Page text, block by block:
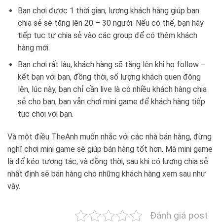
Bạn chơi được 1 thời gian, lượng khách hàng giúp bạn
chia sẻ sẽ tăng lên 20 – 30 người. Nếu có thể, bạn hãy
tiếp tục tự chia sẻ vào các group để có thêm khách
hàng mới.
Bạn chơi rất lâu, khách hàng sẽ tăng lên khi họ follow –
kết bạn với bạn, đồng thời, số lượng khách quen đông
lên, lúc này, bạn chỉ cần live là có nhiều khách hàng chia
sẻ cho bạn, bạn vẫn chơi mini game để khách hàng tiếp
tục chơi với bạn.
Và một điều TheAnh muốn nhắc với các nhà bán hàng, đừng
nghĩ chơi mini game sẽ giúp bán hàng tốt hơn. Mà mini game
là để kéo tương tác, và đồng thời, sau khi có lượng chia sẻ
nhất định sẽ bán hàng cho những khách hàng xem sau như
vậy.
Đánh giá post